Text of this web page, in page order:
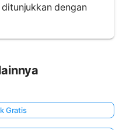
dengan
Gratis